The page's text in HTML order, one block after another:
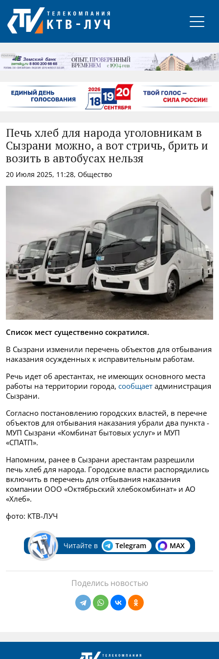
РЕКЛАМА
Печь хлеб для народа уголовникам в
Сызрани можно, а вот стричь, брить и
возить в автобусах нельзя
20 Июля 2025, 11:28, Общество
Список мест существенно сократился.
В Сызрани изменили перечень объектов для отбывания
наказания осужденных к исправительным работам.
Речь идет об арестантах, не имеющих основного места
работы на территории города, сообщает администрация
Сызрани.
Согласно постановлению городских властей, в перечне
объектов для отбывания наказания убрали два пункта -
МУП Сызрани «Комбинат бытовых услуг» и МУП
«СПАТП».
Напомним, ранее в Сызрани арестантам разрешили
печь хлеб для народа. Городские власти распорядились
включить в перечень для отбывания наказания
компании ООО «Октябрьский хлебокомбинат» и АО
«Хлеб».
фото: КТВ-ЛУЧ
Читайте в Telegram MAX
Поделись новостью